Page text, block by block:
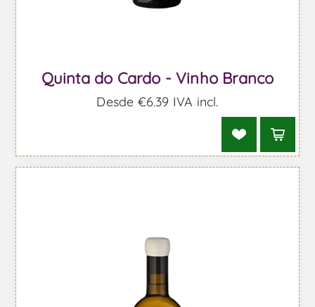
Quinta do Cardo - Vinho Branco
Desde €6,39 IVA incl.